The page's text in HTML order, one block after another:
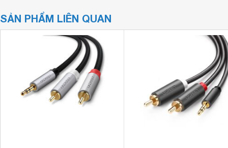
SẢN PHẨM LIÊN QUAN